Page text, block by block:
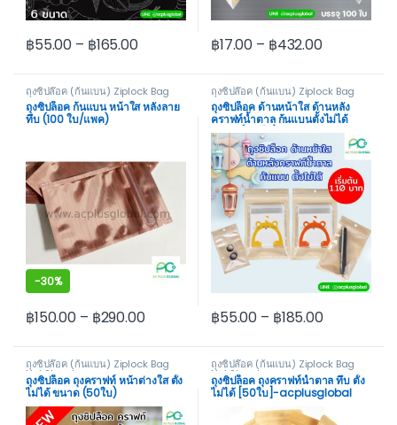
฿55.00 – ฿165.00
This product has multiple variants. The options may be
฿17.00 – ฿432.00
This product has multiple
ถุงซิปล๊อค (ก้นแบน) Ziplock Bag
Not Stand
ถุงซิปล็อค ก้นแบน หน้าใส หลังลาย
ทึบ (100 ใบ/แพค)
-30%
฿150.00 – ฿290.00
This product has multiple variants. The options may be
ถุงซิปล๊อค (ก้นแบน) Ziplock Bag
Not Stand
ถุงซิปล็อค ด้านหน้าใส ด้านหลัง
คราฟท์น้ำตาล ก้นแบนตั้งไม่ได้
ขนาด (50 ใบ)
฿55.00 – ฿185.00
This product has multiple
ถุงซิปล๊อค (ก้นแบน) Ziplock Bag
Not Stand
ถุงซิปล็อค ถุงคราฟท์ หน้าต่างใส ตั้ง
ไม่ได้ ขนาด (50ใบ)
ถุงซิปล๊อค (ก้นแบน) Ziplock Bag
Not Stand
ถุงซิปล็อค ถุงคราฟท์น้ำตาล ทึบ ตั้ง
ไม่ได้ [50ใบ]-acplusglobal